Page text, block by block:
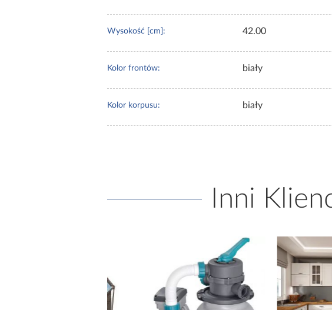
Wysokość [cm]: 42.00
Kolor frontów: biały
Kolor korpusu: biały
Inni